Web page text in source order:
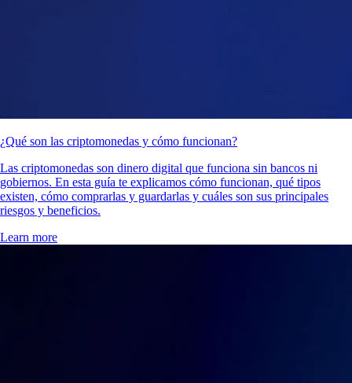
¿Qué son las criptomonedas y cómo funcionan?
Las criptomonedas son dinero digital que funciona sin bancos ni
gobiernos. En esta guía te explicamos cómo funcionan, qué tipos
existen, cómo comprarlas y guardarlas y cuáles son sus principales
riesgos y beneficios.
Learn more